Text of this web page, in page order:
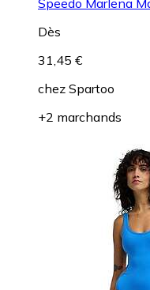
Dès
31,45 €
chez Spartoo
+2 marchands